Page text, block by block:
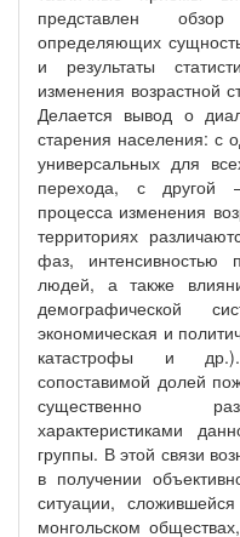
представлен обзор
определяющих
и результаты
изменения возрастной
Делается вывод о
старения населения: с
универсальных для
перехода, с другой
процесса изменения
территориях
фаз, интенсивностью
людей, а также
демографической
экономическая и
катастрофы и
сопоставимой долей
существенно
характеристиками
группы. В этой связи
в получении
ситуации,
монгольском